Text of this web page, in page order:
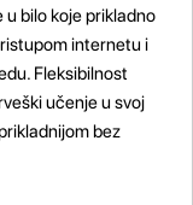
bilo koje prikladno
internetu i
Fleksibilnost
učenje u svoj
bez